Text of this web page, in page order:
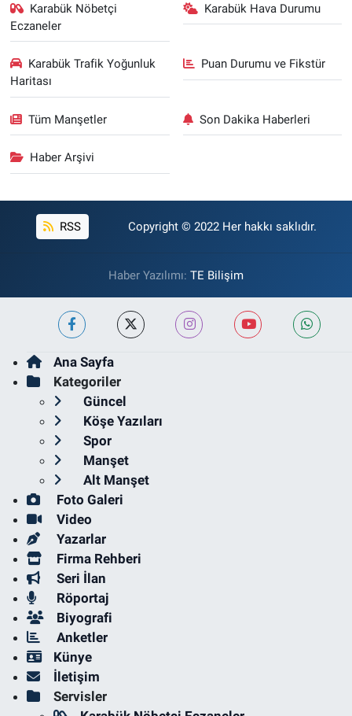
Karabük Nöbetçi
Eczaneler
Karabük Hava Durumu
Karabük Trafik Yoğunluk
Haritası
Puan Durumu ve Fikstür
Tüm Manşetler Son Dakika Haberleri
Haber Arşivi
RSS Copyright © 2022 Her hakkı saklıdır.
Haber Yazılımı: TE Bilişim
Ana Sayfa
Kategoriler
Güncel
Köşe Yazıları
Spor
Manşet
Alt Manşet
Foto Galeri
Video
Yazarlar
Firma Rehberi
Seri İlan
Röportaj
Biyografi
Anketler
Künye
İletişim
Servisler